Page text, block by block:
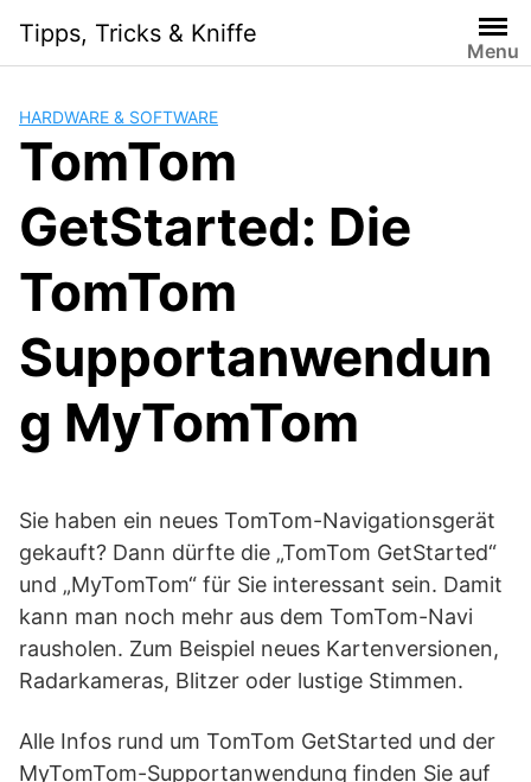
content
Tipps, Tricks & Kniffe
Menu
HARDWARE & SOFTWARE
TomTom
GetStarted: Die
TomTom
Supportanwendun
g MyTomTom
Sie haben ein neues TomTom-Navigationsgerät
gekauft? Dann dürfte die „TomTom GetStarted“
und „MyTomTom“ für Sie interessant sein. Damit
kann man noch mehr aus dem TomTom-Navi
rausholen. Zum Beispiel neues Kartenversionen,
Radarkameras, Blitzer oder lustige Stimmen.
Alle Infos rund um TomTom GetStarted und der
MyTomTom-Supportanwendung finden Sie auf